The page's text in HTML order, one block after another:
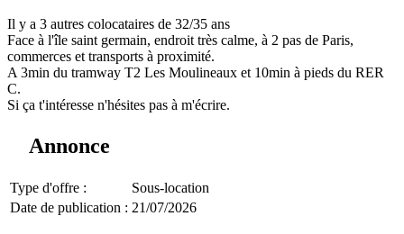
Il y a 3 autres colocataires de 32/35 ans
Face à l'île saint germain, endroit très calme, à 2 pas de Paris,
commerces et transports à proximité.
A 3min du tramway T2 Les Moulineaux et 10min à pieds du RER
C.
Si ça t'intéresse n'hésites pas à m'écrire.
Annonce
Type d'offre :
Sous-location
Date de publication : 21/07/2026